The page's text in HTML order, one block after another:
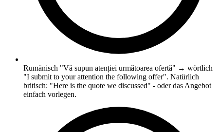
Rumänisch "Vă supun atenției următoarea ofertă" → wörtlich
"I submit to your attention the following offer". Natürlich
britisch: "Here is the quote we discussed" - oder das Angebot
einfach vorlegen.